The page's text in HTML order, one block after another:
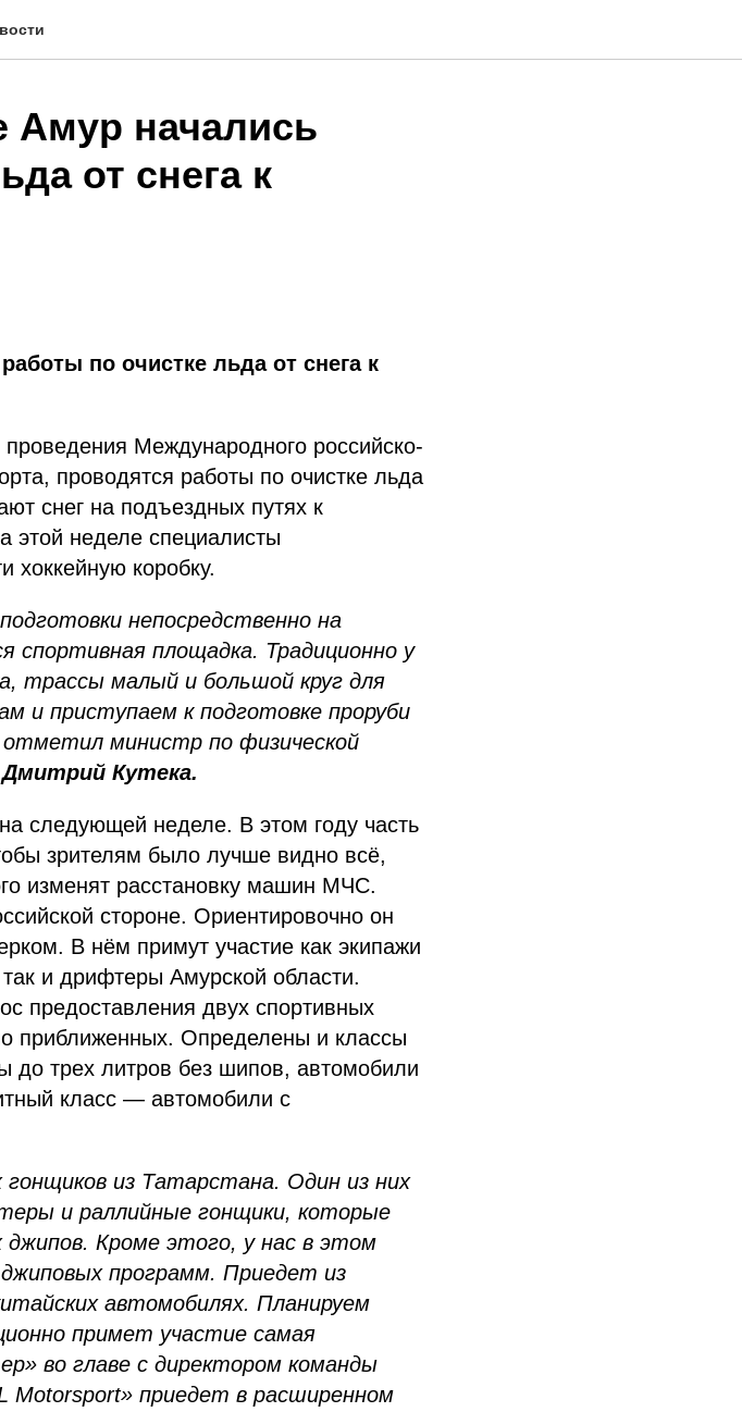
Амур начались
от снега к
по очистке льда от снега к
Международного российско-
проводятся работы по очистке льда
снег на подъездных путях к
этой неделе специалисты
хоккейную коробку.
непосредственно на
спортивная площадка. Традиционно у
трассы малый и большой круг для
и приступаем к подготовке проруби
отметил министр по физической
Дмитрий Кутека.
следующей неделе. В этом году часть
зрителям было лучше видно всё,
изменят расстановку машин МЧС.
стороне. Ориентировочно он
В нём примут участие как экипажи
и дрифтеры Амурской области.
предоставления двух спортивных
приближенных. Определены и классы
до трех литров без шипов, автомобили
класс — автомобили с
из Татарстана. Один из них
и раллийные гонщики, которые
джипов. Кроме этого, у нас в этом
программ. Приедет из
автомобилях. Планируем
примет участие самая
во главе с директором команды
Motorsport» приедет в расширенном